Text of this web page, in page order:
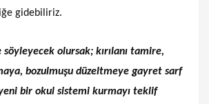
gidebiliriz.
söyleyecek olursak; kırılanı tamire,
bozulmuşu düzeltmeye gayret sarf
bir okul sistemi kurmayı teklif